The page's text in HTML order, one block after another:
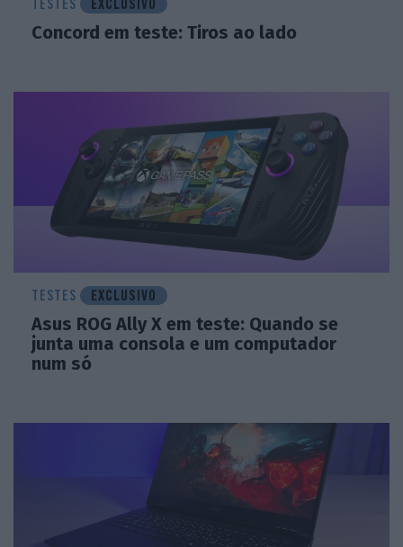
TESTES EXCLUSIVO
Concord em teste: Tiros ao lado
TESTES EXCLUSIVO
Asus ROG Ally X em teste: Quando se
junta uma consola e um computador
num só